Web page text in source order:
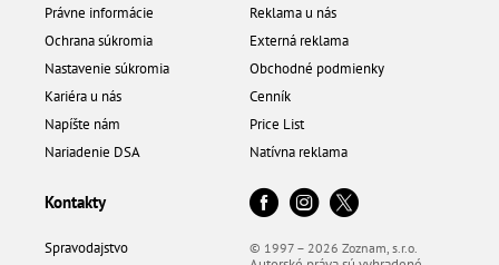
Právne informácie
Ochrana súkromia
Nastavenie súkromia
Kariéra u nás
Napíšte nám
Nariadenie DSA
Reklama u nás
Externá reklama
Obchodné podmienky
Cenník
Price List
Natívna reklama
Kontakty
Spravodajstvo © 1997 – 2026 Zoznam, s.r.o.